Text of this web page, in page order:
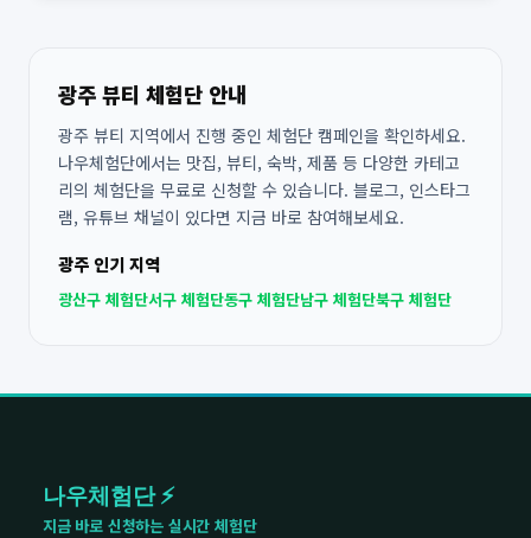
광주 뷰티 체험단 안내
광주 뷰티 지역에서 진행 중인 체험단 캠페인을 확인하세요.
나우체험단에서는 맛집, 뷰티, 숙박, 제품 등 다양한 카테고
리의 체험단을 무료로 신청할 수 있습니다. 블로그, 인스타그
램, 유튜브 채널이 있다면 지금 바로 참여해보세요.
광주 인기 지역
광산구 체험단서구 체험단동구 체험단남구 체험단북구 체험단
나우체험단 ⚡
지금 바로 신청하는 실시간 체험단